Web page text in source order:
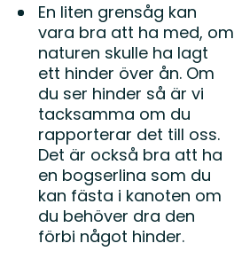
En liten grensåg kan
vara bra att ha med, om
naturen skulle ha lagt
ett hinder över ån. Om
du ser hinder så är vi
tacksamma om du
rapporterar det till oss.
Det är också bra att ha
en bogserlina som du
kan fästa i kanoten om
du behöver dra den
förbi något hinder.